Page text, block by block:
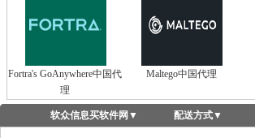
Fortra's GoAnywhere中国代
理
Maltego中国代理
软众信息买软件网 ▼ 配送方式▼